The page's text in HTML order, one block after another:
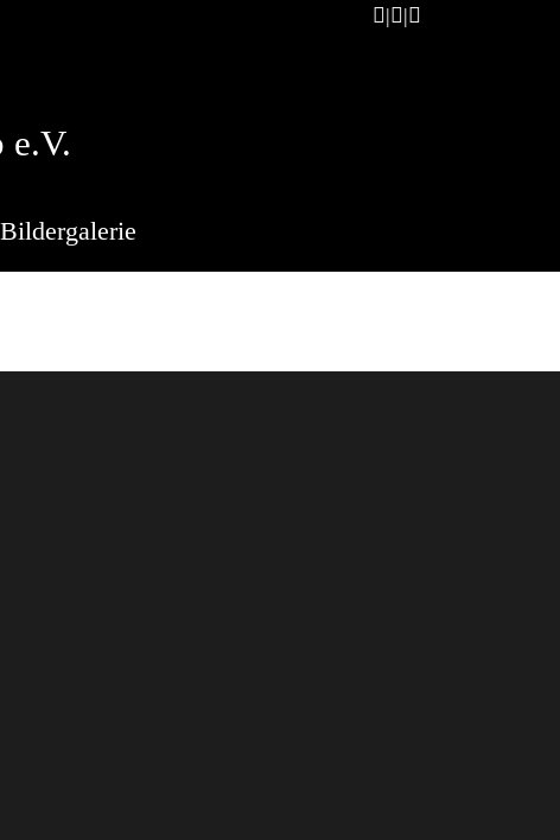
e.V.
Bildergalerie